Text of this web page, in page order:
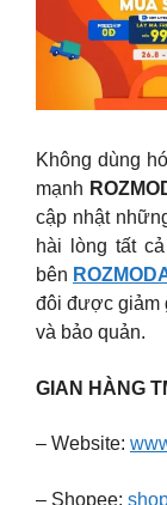
Không dùng
mạnh
cập nhật
hài lòng tất
bên
đôi được giảm
và bảo quản.
GIAN HÀNG
– Website:
– Shopee: